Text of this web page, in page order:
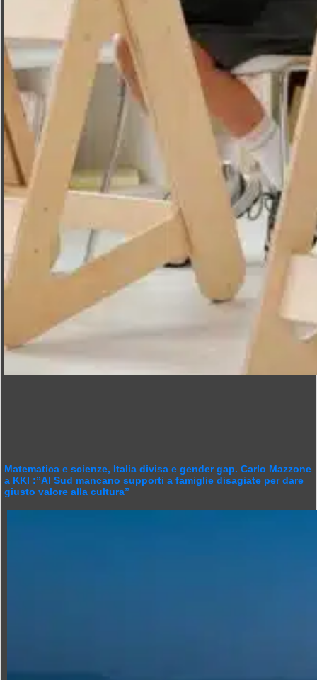
Matematica e scienze, Italia divisa e gender gap. Carlo Mazzone
a KKI :”Al Sud mancano supporti a famiglie disagiate per dare
giusto valore alla cultura”